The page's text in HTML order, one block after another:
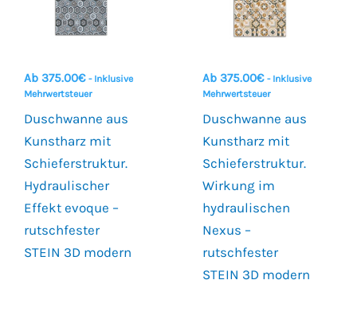
Ab 375.00€ - Inklusive
Mehrwertsteuer
Duschwanne aus
Kunstharz mit
Schieferstruktur.
Hydraulischer
Effekt evoque –
rutschfester
STEIN 3D modern
Ab 375.00€ - Inklusive
Mehrwertsteuer
Duschwanne aus
Kunstharz mit
Schieferstruktur.
Wirkung im
hydraulischen
Nexus –
rutschfester
STEIN 3D modern